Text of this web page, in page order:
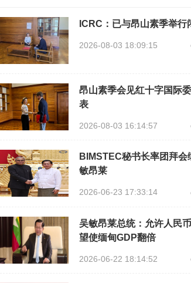
ICRC：已与昂山素季举行
2026-08-03 18:09:15
昂山素季会见红十字国际
表
2026-08-03 16:14:57
BIMSTEC秘书长率团拜会
敏昂莱
2026-06-23 17:33:14
吴敏昂莱总统：允许人民
望使缅甸GDP翻倍
2026-06-22 18:14:52